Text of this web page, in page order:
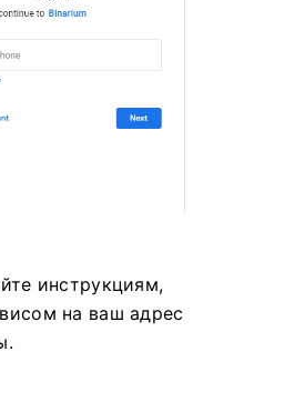
инструкциям,
на ваш адрес